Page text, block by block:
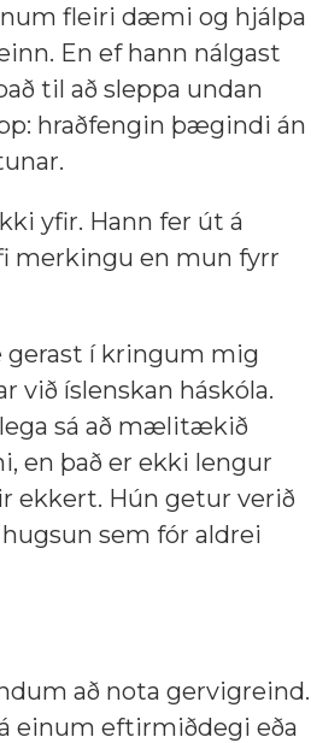
fleiri dæmi og hjálpa
En ef hann nálgast
til að sleppa undan
hraðfengin þægindi án
yfir. Hann fer út á
merkingu en mun fyrr
gerast í kringum mig
íslenskan háskóla.
sá að mælitækið
en það er ekki lengur
ekkert. Hún getur verið
sem fór aldrei
að nota gervigreind.
einum eftirmiðdegi eða